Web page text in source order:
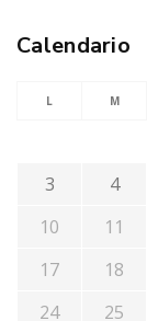
Calendario
L M
3
4
10
11
17
18
24
25